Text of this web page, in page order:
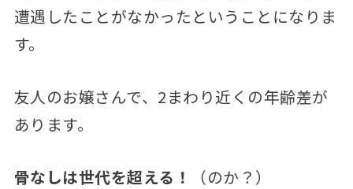
遭遇したことがなかったということになりま
す。
友人のお嬢さんで、2まわり近くの年齢差が
あります。
骨なしは世代を超える！ （のか？）